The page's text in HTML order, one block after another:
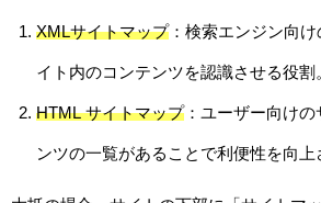
XMLサイトマップ：検索エンジン向
イト内のコンテンツを認識させる役割
HTML サイトマップ：ユーザー向けの
ンツの一覧があることで利便性を向上